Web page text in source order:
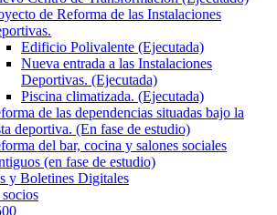
de Reforma de las Instalaciones
Edificio Polivalente (Ejecutada)
Nueva entrada a las Instalaciones
Deportivas. (Ejecutada)
Piscina climatizada. (Ejecutada)
de las dependencias situadas bajo la
deportiva. (En fase de estudio)
del bar, cocina y salones sociales
(en fase de estudio)
y Boletines Digitales